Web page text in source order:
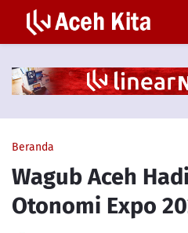
Beranda
Wagub Aceh
Otonomi Expo